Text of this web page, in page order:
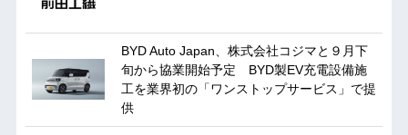
BYD Auto Japan、株式会社コジマと９月下
旬から協業開始予定 BYD製EV充電設備施
工を業界初の「ワンストップサービス」で提
供